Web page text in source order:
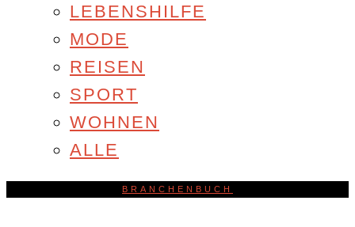
LEBENSHILFE
MODE
REISEN
SPORT
WOHNEN
ALLE
BRANCHENBUCH